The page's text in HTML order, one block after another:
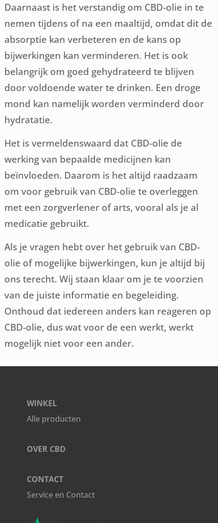
Daarnaast is het verstandig om CBD-olie in te
nemen tijdens of na een maaltijd, omdat dit de
absorptie kan verbeteren en de kans op
bijwerkingen kan verminderen. Het is ook
belangrijk om goed gehydrateerd te blijven
door voldoende water te drinken. Een droge
mond kan namelijk worden verminderd door
hydratatie.
Het is vermeldenswaard dat CBD-olie de
werking van bepaalde medicijnen kan
beïnvloeden. Daarom is het altijd raadzaam
om voor gebruik van CBD-olie te overleggen
met een zorgverlener of arts, vooral als je al
medicatie gebruikt.
Als je vragen hebt over het gebruik van CBD-
olie of mogelijke bijwerkingen, kun je altijd bij
ons terecht. Wij staan klaar om je te voorzien
van de juiste informatie en begeleiding.
Onthoud dat iedereen anders kan reageren op
CBD-olie, dus wat voor de een werkt, werkt
mogelijk niet voor een ander.
WINKEL
Alle producten
OVER CBD
CONTACT
Service en Contact